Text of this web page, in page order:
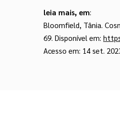
leia mais, em:
Bloomfield, Tânia.
69. Disponível em:
Acesso em: 14 set.